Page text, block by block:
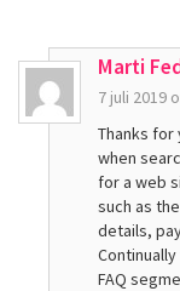
Marti
7 juli 2019
Thanks for
when
for a web
such as
details,
FAQ